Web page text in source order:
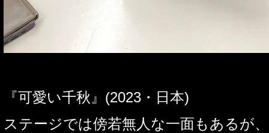
『可愛い千秋』 (2023 ・日本)
ステージでは傍若無人な一面もあるが